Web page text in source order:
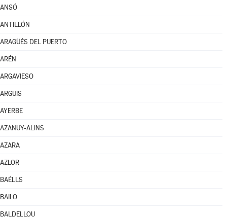
ANSÓ
ANTILLÓN
ARAGÜÉS DEL PUERTO
ARÉN
ARGAVIESO
ARGUIS
AYERBE
AZANUY-ALINS
AZARA
AZLOR
BAÉLLS
BAILO
BALDELLOU